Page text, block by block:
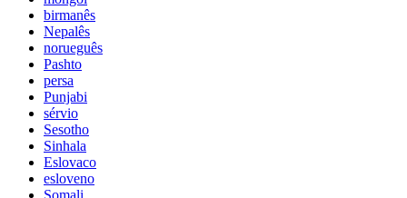
birmanês
Nepalês
norueguês
Pashto
persa
Punjabi
sérvio
Sesotho
Sinhala
Eslovaco
esloveno